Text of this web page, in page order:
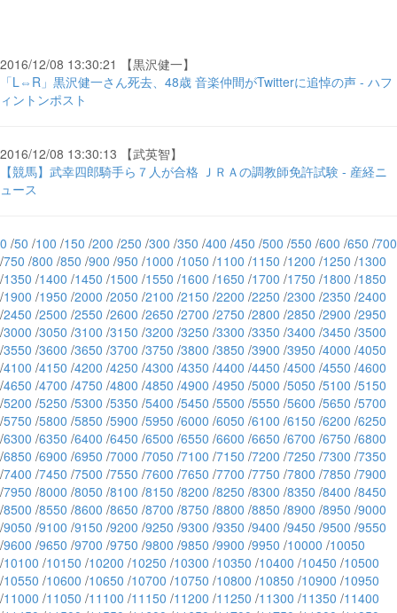
2016/12/08 13:30:21 【黒沢健一】
「L⇔R」黒沢健一さん死去、48歳 音楽仲間がTwitterに追悼の声 - ハフ
ィントンポスト
2016/12/08 13:30:13 【武英智】
【競馬】武幸四郎騎手ら７人が合格 ＪＲＡの調教師免許試験 - 産経ニ
ュース
0 /50 /100 /150 /200 /250 /300 /350 /400 /450 /500 /550 /600 /650 /700
/750 /800 /850 /900 /950 /1000 /1050 /1100 /1150 /1200 /1250 /1300
/1350 /1400 /1450 /1500 /1550 /1600 /1650 /1700 /1750 /1800 /1850
/1900 /1950 /2000 /2050 /2100 /2150 /2200 /2250 /2300 /2350 /2400
/2450 /2500 /2550 /2600 /2650 /2700 /2750 /2800 /2850 /2900 /2950
/3000 /3050 /3100 /3150 /3200 /3250 /3300 /3350 /3400 /3450 /3500
/3550 /3600 /3650 /3700 /3750 /3800 /3850 /3900 /3950 /4000 /4050
/4100 /4150 /4200 /4250 /4300 /4350 /4400 /4450 /4500 /4550 /4600
/4650 /4700 /4750 /4800 /4850 /4900 /4950 /5000 /5050 /5100 /5150
/5200 /5250 /5300 /5350 /5400 /5450 /5500 /5550 /5600 /5650 /5700
/5750 /5800 /5850 /5900 /5950 /6000 /6050 /6100 /6150 /6200 /6250
/6300 /6350 /6400 /6450 /6500 /6550 /6600 /6650 /6700 /6750 /6800
/6850 /6900 /6950 /7000 /7050 /7100 /7150 /7200 /7250 /7300 /7350
/7400 /7450 /7500 /7550 /7600 /7650 /7700 /7750 /7800 /7850 /7900
/7950 /8000 /8050 /8100 /8150 /8200 /8250 /8300 /8350 /8400 /8450
/8500 /8550 /8600 /8650 /8700 /8750 /8800 /8850 /8900 /8950 /9000
/9050 /9100 /9150 /9200 /9250 /9300 /9350 /9400 /9450 /9500 /9550
/9600 /9650 /9700 /9750 /9800 /9850 /9900 /9950 /10000 /10050
/10100 /10150 /10200 /10250 /10300 /10350 /10400 /10450 /10500
/10550 /10600 /10650 /10700 /10750 /10800 /10850 /10900 /10950
/11000 /11050 /11100 /11150 /11200 /11250 /11300 /11350 /11400